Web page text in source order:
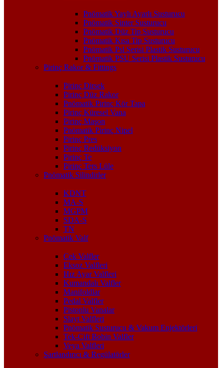
Pnömatik Yaylı Ayarlı Susturucu
Pnömatik Sinter Susturucu
Pnömatik Düz Tip Susturucu
Pnömatik Kısa Tip Susturucu
Pnömatik Psl Serisi Plastik Susturucu
Pnömatik PSU Serisi Plastik Susturucu
Pirinç Rakor & Fittings
Pirinç Dirsek
Pirinç Düz Rakor
Pnömatik Pirinç Kör Tapa
Pirinç Küresel Vana
Pirinç Maşon
Pnömatik Pirinç Nipel
Pirinç Pres
Pirinç Redüksiyon
Pirinç Te
Pirinç Ters Lüle
Pnömatik Silindirler
KDNT
MA-S
MGPM
SDA-S
TN
Pnömatik Valf
Çek Valfler
Eksoz Valfleri
Hız Ayar Valfleri
Kumandalı Valfler
Manifoldlar
Pedal Valfler
Pistonlu Vanalar
Slayt Valfleri
Pnömatik Susturucu & Vakum Enjektörleri
Tek-Çift Bobin Valfler
Veya Valfleri
Şartlandırıcı & Regülatörler